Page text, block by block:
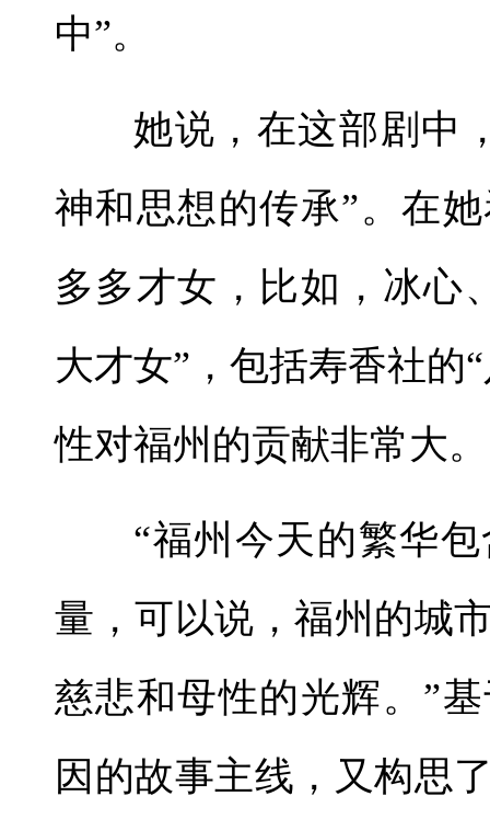
中”。
她说，在这部剧中
神和思想的传承”。在
多多才女，比如，冰心
大才女”，包括寿香社的
性对福州的贡献非常大。
“福州今天的繁华
量，可以说，福州的城
慈悲和母性的光辉。”
因的故事主线，又构思